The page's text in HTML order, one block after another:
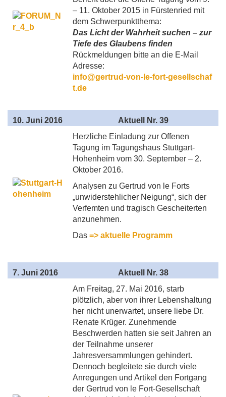
– 11. Oktober 2015 in Fürstenried mit
dem Schwerpunktthema:
Das Licht der Wahrheit suchen – zur
Tiefe des Glaubens finden
Rückmeldungen bitte an die E-Mail
Adresse:
info@gertrud-von-le-fort-gesellschaf
t.de
10. Juni 2016 Aktuell
Nr. 39
Herzliche Einladung zur Offenen
Tagung im Tagungshaus Stuttgart-
Hohenheim vom 30. September – 2.
Oktober 2016.
Analysen zu Gertrud von le Forts
„unwiderstehlicher Neigung“, sich der
Verfemten und tragisch Gescheiterten
anzunehmen.
Das => aktuelle Programm
7. Juni 2016 Aktuell
Nr. 38
Am Freitag, 27. Mai 2016, starb
plötzlich, aber von ihrer Lebenshaltung
her nicht unerwartet, unsere liebe Dr.
Renate Krüger. Zunehmende
Beschwerden hatten sie seit Jahren an
der Teilnahme unserer
Jahresversammlungen gehindert.
Dennoch begleitete sie durch viele
Anregungen und Artikel den Fortgang
der Gertrud von le Fort-Gesellschaft